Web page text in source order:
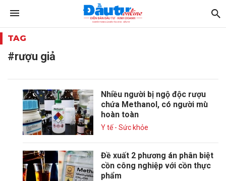
TAG
#rượu giả
Nhiều người bị ngộ độc rượu
chứa Methanol, có người mù
hoàn toàn
Y tế - Sức khỏe
Đề xuất 2 phương án phân biệt
cồn công nghiệp với cồn thực
phẩm